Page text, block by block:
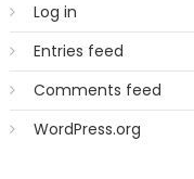
Log in
Entries feed
Comments feed
WordPress.org